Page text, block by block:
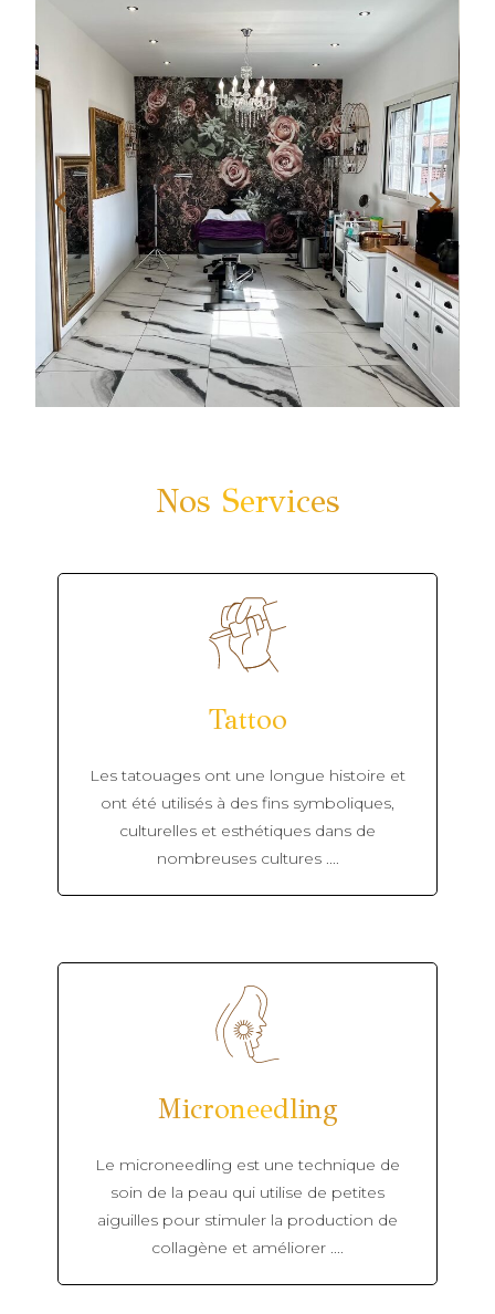
Nos Services
Tattoo
Les tatouages ont une longue histoire et
ont été utilisés à des fins symboliques,
culturelles et esthétiques dans de
nombreuses cultures ....
Microneedling
Le microneedling est une technique de
soin de la peau qui utilise de petites
aiguilles pour stimuler la production de
collagène et améliorer ....